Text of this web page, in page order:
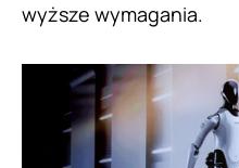
wyższe wymagania.